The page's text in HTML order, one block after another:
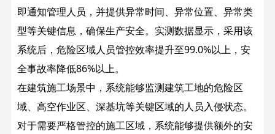
即通知管理人员，并提供异常时间、异常位置、异常类
型等关键信息，确保生产安全。实测数据显示，采用该
系统后，危险区域人员管控效率提升至99.0%以上，安
全事故率降低86%以上。
在建筑施工场景中，系统能够监测建筑工地的危险区
域、高空作业区、深基坑等关键区域的人员入侵状态。
对于需要严格管控的施工区域，系统能够提供额外的安